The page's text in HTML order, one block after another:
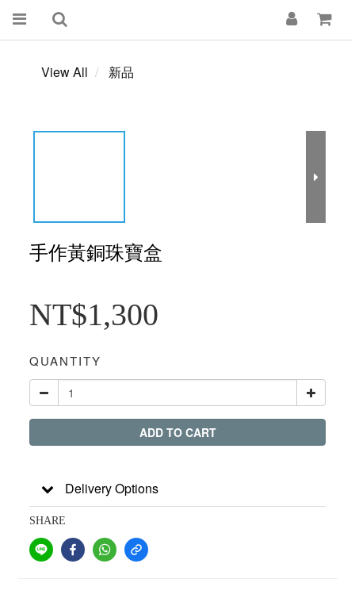
View All 新品
手作黃銅珠寶盒
NT$1,300
QUANTITY
ADD TO CART
Delivery Options
SHARE